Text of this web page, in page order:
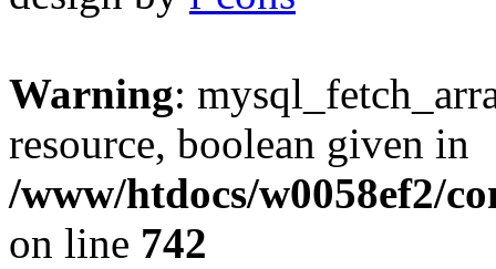
Warning:
resource, boolean given in
/www/htdocs/w0058ef2/
on line 742